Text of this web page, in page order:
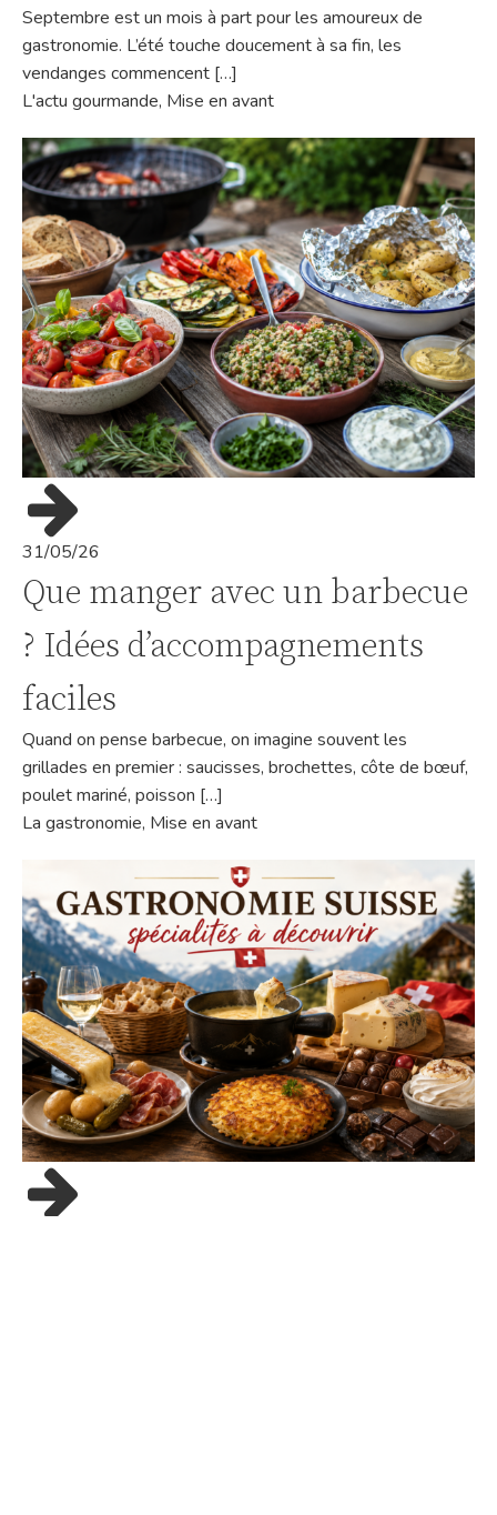
Septembre est un mois à part pour les amoureux de
gastronomie. L’été touche doucement à sa fin, les
vendanges commencent […]
L'actu gourmande, Mise en avant
31/05/26
Que manger avec un barbecue
? Idées d’accompagnements
faciles
Quand on pense barbecue, on imagine souvent les
grillades en premier : saucisses, brochettes, côte de bœuf,
poulet mariné, poisson […]
La gastronomie, Mise en avant